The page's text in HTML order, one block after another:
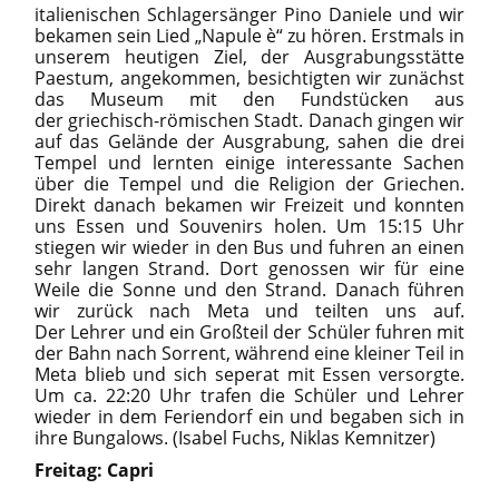
italienischen Schlagersänger Pino Daniele und wir
bekamen sein Lied „Napule è“ zu hören. Erstmals in
unserem heutigen Ziel, der Ausgrabungsstätte
Paestum, angekommen, besichtigten wir zunächst
das Museum mit den Fundstücken aus
der griechisch-römischen Stadt. Danach gingen wir
auf das Gelände der Ausgrabung, sahen die drei
Tempel und lernten einige interessante Sachen
über die Tempel und die Religion der Griechen.
Direkt danach bekamen wir Freizeit und konnten
uns Essen und Souvenirs holen. Um 15:15 Uhr
stiegen wir wieder in den Bus und fuhren an einen
sehr langen Strand. Dort genossen wir für eine
Weile die Sonne und den Strand. Danach führen
wir zurück nach Meta und teilten uns auf.
Der Lehrer und ein Großteil der Schüler fuhren mit
der Bahn nach Sorrent, während eine kleiner Teil in
Meta blieb und sich seperat mit Essen versorgte.
Um ca. 22:20 Uhr trafen die Schüler und Lehrer
wieder in dem Feriendorf ein und begaben sich in
ihre Bungalows. (Isabel Fuchs, Niklas Kemnitzer)
Freitag: Capri